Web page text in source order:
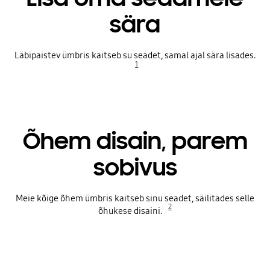
sära
Läbipaistev ümbris kaitseb su seadet, samal ajal sära lisades.
1
Õhem disain, parem
sobivus
Meie kõige õhem ümbris kaitseb sinu seadet, säilitades selle
õhukese disaini.
2